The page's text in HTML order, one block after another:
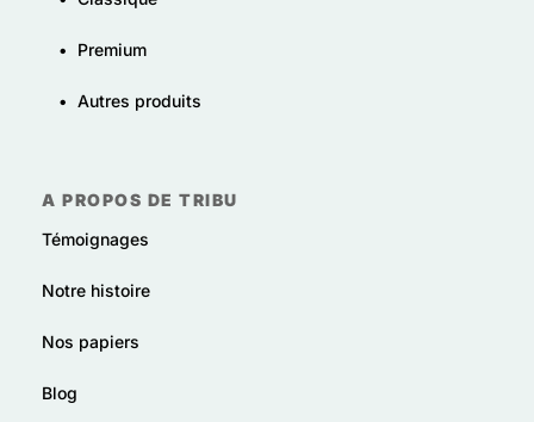
• Premium
• Autres produits
A PROPOS DE TRIBU
Témoignages
Notre histoire
Nos papiers
Blog